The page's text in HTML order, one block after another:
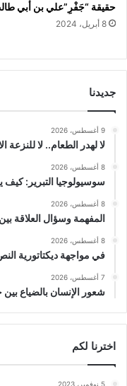
حقيقة “جَفْرِ”علي بن أبي
8 أبريل، 2024
جديدنا
9 أغسطس، 2026
لا لهدر الطعام.. لا للنزعة
8 أغسطس، 2026
سوسيولوجيا التبرير: كيف
8 أغسطس، 2026
المفهمة وسؤال العلاقة
8 أغسطس، 2026
في مواجهة ديكتاتورية
7 أغسطس، 2026
شعور الإنسان بالضياع
اخترنا لكم
5 نوفمبر، 2023